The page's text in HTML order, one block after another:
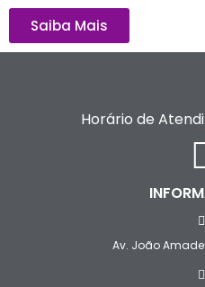
Saiba Mais
Horário de
Av. João